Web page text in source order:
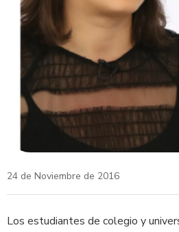
24 de Noviembre de 2016
Los estudiantes de colegio y